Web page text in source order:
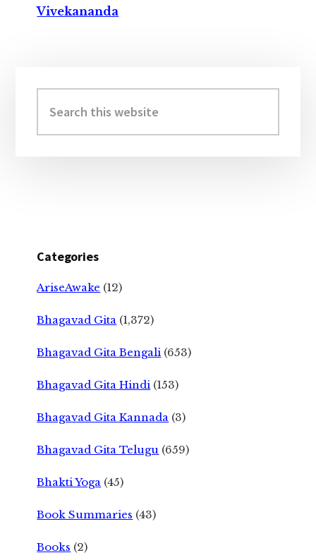
Vivekananda
Sidebar
this
website
Categories
AriseAwake (12)
Bhagavad Gita (1,372)
Bhagavad Gita Bengali (653)
Bhagavad Gita Hindi (153)
Bhagavad Gita Kannada (3)
Bhagavad Gita Telugu (659)
Bhakti Yoga (45)
Book Summaries (43)
Books (2)